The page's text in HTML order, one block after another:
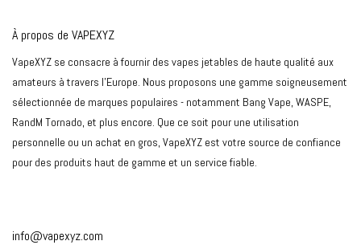
À propos de VAPEXYZ
VapeXYZ se consacre à fournir des vapes jetables de haute qualité aux
amateurs à travers l'Europe. Nous proposons une gamme soigneusement
sélectionnée de marques populaires - notamment Bang Vape, WASPE,
RandM Tornado, et plus encore. Que ce soit pour une utilisation
personnelle ou un achat en gros, VapeXYZ est votre source de confiance
pour des produits haut de gamme et un service fiable.
info@vapexyz.com